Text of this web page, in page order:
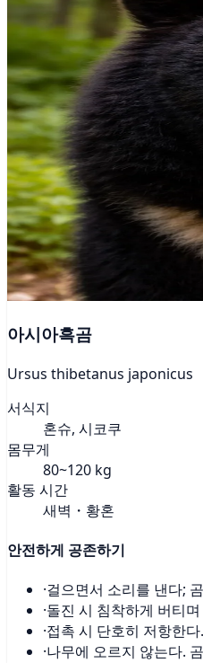
아시아흑곰
Ursus thibetanus japonicus
서식지
혼슈, 시코쿠
몸무게
80~120 kg
활동 시간
새벽・황혼
안전하게 공존하기
·걸으면서 소리를 낸다;
·돌진 시 침착하게 버티
·접촉 시 단호히 저항한
·나무에 오르지 않는다.